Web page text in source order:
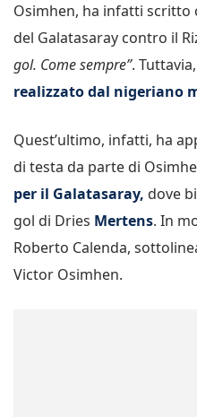
Osimhen, ha infatti scritto
del Galatasaray contro il
gol. Come sempre”. Tuttavia,
realizzato dal nigeriano
Quest’ultimo, infatti, ha
di testa da parte di
per il Galatasaray, dove
gol di Dries Mertens. In
Roberto Calenda,
Victor Osimhen.